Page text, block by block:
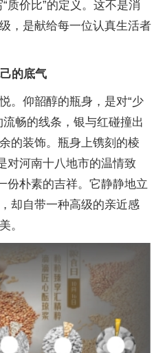
质价比”的定义。这不是消
，是献给每一位认真生活者
的底气
。仰韶醇的瓶身，是对“少
畅的线条，银与红碰撞出
的装饰。瓶身上镌刻的棱
对河南十八地市的温情致
份朴素的吉祥。它静静地立
却自带一种高级的亲近感
。